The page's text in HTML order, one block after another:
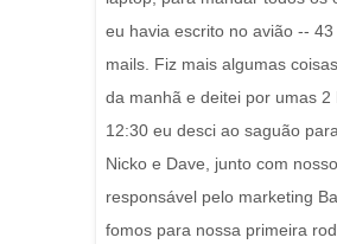
eu havia escrito no avião --
mails. Fiz mais algumas
da manhã e deitei por umas 2
12:30 eu desci ao saguão
Nicko e Dave, junto com nosso
responsável pelo marketing
fomos para nossa primeira